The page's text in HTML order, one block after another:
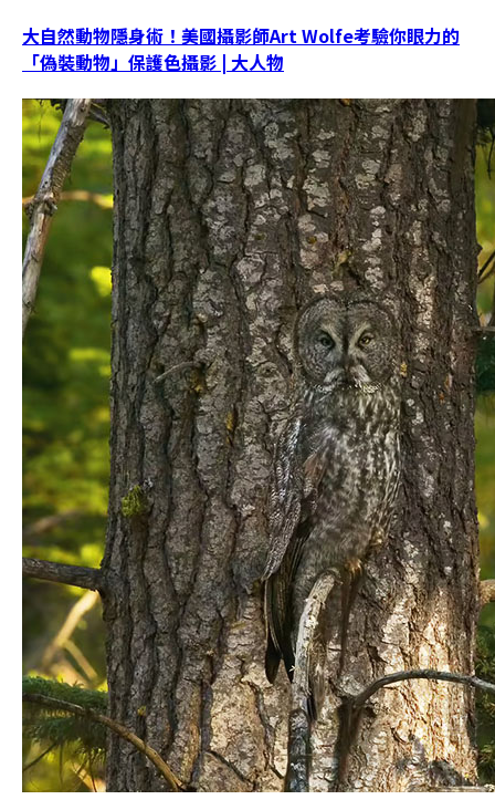
大自然動物隱身術！美國攝影師Art Wolfe考驗你眼力的
「偽裝動物」保護色攝影 | 大人物